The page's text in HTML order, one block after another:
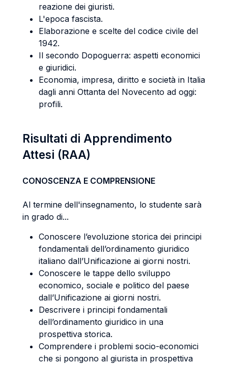
reazione dei giuristi.
L'epoca fascista.
Elaborazione e scelte del codice civile del
1942.
Il secondo Dopoguerra: aspetti economici
e giuridici.
Economia, impresa, diritto e società in Italia
dagli anni Ottanta del Novecento ad oggi:
profili.
Risultati di Apprendimento
Attesi (RAA)
CONOSCENZA E COMPRENSIONE
Al termine dell'insegnamento, lo studente sarà
in grado di...
Conoscere l’evoluzione storica dei principi
fondamentali dell’ordinamento giuridico
italiano dall’Unificazione ai giorni nostri.
Conoscere le tappe dello sviluppo
economico, sociale e politico del paese
dall’Unificazione ai giorni nostri.
Descrivere i principi fondamentali
dell’ordinamento giuridico in una
prospettiva storica.
Comprendere i problemi socio-economici
che si pongono al giurista in prospettiva